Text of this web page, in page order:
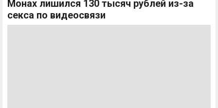
Монах лишился 130 тысяч рублей из-за
секса по видеосвязи